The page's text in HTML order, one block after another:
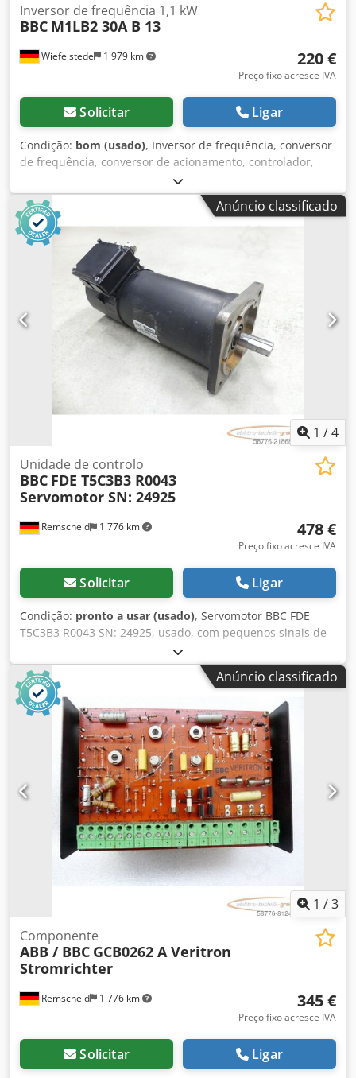
Wiefelstede 1 979 km
Inversor de frequência 1,1 kW
BBC M1LB2 30A B 13
220 €
Preço fixo acresce IVA
Solicitar Ligar
Condição: bom (usado), Inversor de frequência, conversor
de frequência, conversor de acionamento, controlador,
drive de velocidade variável Dodpfob A Hbdox Al Tewa -
Entrada: E220 V +/-10% 50/60 Hz -Saída: D20-220 V 2,5-120
Hz 4,2 A 1,5 kVA -Peso: 6 kg
Anúncio classificado
1 /4
Remscheid 1 776 km
Unidade de controlo
BBC FDE T5C3B3 R0043
Servomotor SN: 24925
478 €
Preço fixo acresce IVA
Solicitar Ligar
Condição: pronto a usar (usado), Servomotor BBC FDE
T5C3B3 R0043 SN: 24925, usado, com pequenos sinais de
uso, 100% funcional, fornecimento conforme mostrado nas
fotos. Dwjdpfey Nn Ihsx Al Toa
Anúncio classificado
1 /3
Remscheid 1 776 km
Componente
ABB / BBC GCB0262 A Veritron
Stromrichter
345 €
Preço fixo acresce IVA
Solicitar Ligar